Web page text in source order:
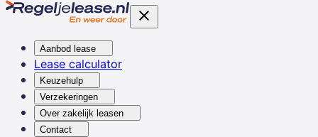
Aanbod lease
Lease calculator
Keuzehulp
Verzekeringen
Over zakelijk leasen
Contact